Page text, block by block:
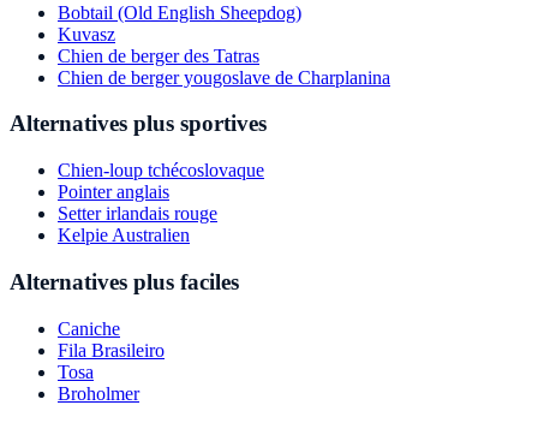
Bobtail (Old English Sheepdog)
Kuvasz
Chien de berger des Tatras
Chien de berger yougoslave de Charplanina
Alternatives plus sportives
Chien-loup tchécoslovaque
Pointer anglais
Setter irlandais rouge
Kelpie Australien
Alternatives plus faciles
Caniche
Fila Brasileiro
Tosa
Broholmer